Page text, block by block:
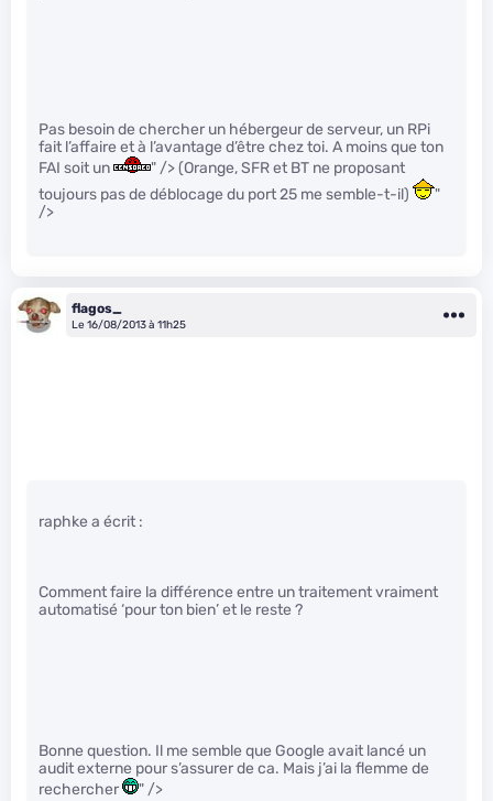
Pas besoin de chercher un hébergeur de serveur, un RPi
fait l’affaire et à l’avantage d’être chez toi. A moins que ton
FAI soit un
" /> (Orange, SFR et BT ne proposant
toujours pas de déblocage du port 25 me semble-t-il)
"
/>
flagos_
Le 16/08/2013 à 11h25
raphke a écrit :
Comment faire la différence entre un traitement vraiment
automatisé ‘pour ton bien’ et le reste ?
Bonne question. Il me semble que Google avait lancé un
audit externe pour s’assurer de ca. Mais j’ai la flemme de
rechercher
" />